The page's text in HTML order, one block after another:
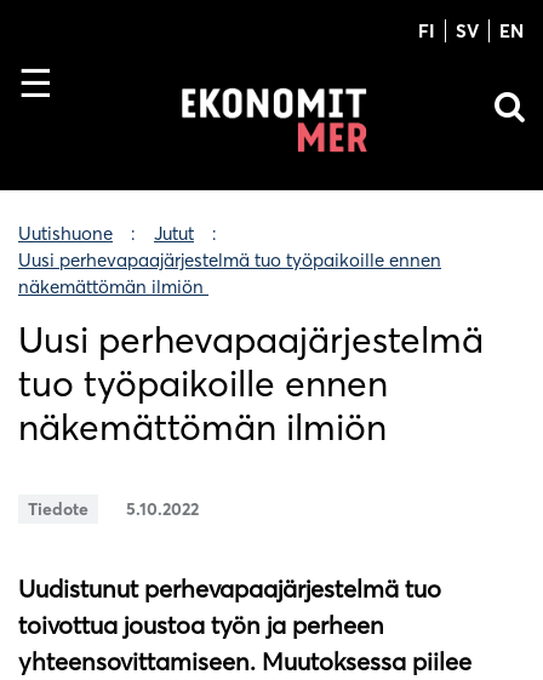
FI SV EN
Uutishuone
Jutut
Uusi perhevapaajärjestelmä tuo työpaikoille ennen
näkemättömän ilmiön
Uusi perhevapaajärjestelmä
tuo työpaikoille ennen
näkemättömän ilmiön
Tiedote 5.10.2022
Uudistunut perhevapaajärjestelmä tuo
toivottua joustoa työn ja perheen
yhteensovittamiseen. Muutoksessa piilee